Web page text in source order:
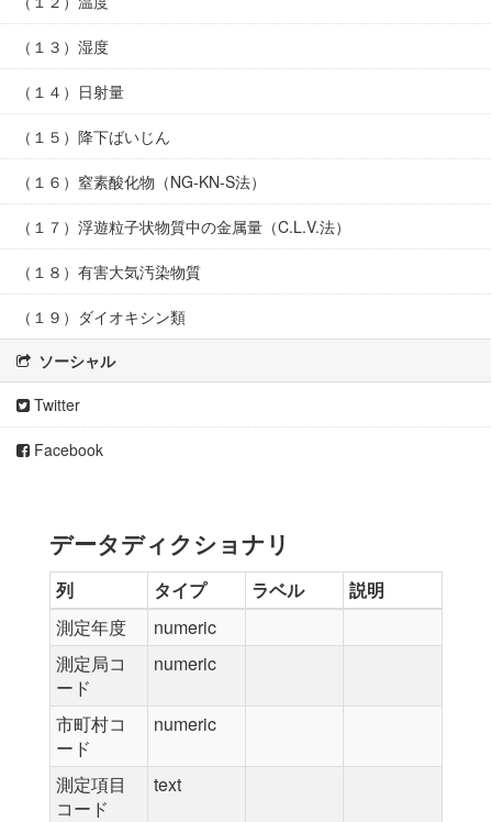
（１３）湿度
（１４）日射量
（１５）降下ばいじん
（１６）窒素酸化物（NG-KN-S法）
（１７）浮遊粒子状物質中の金属量（C.L.V.法）
（１８）有害大気汚染物質
（１９）ダイオキシン類
ソーシャル
Twitter
Facebook
データディクショナリ
列 タイプ ラベル
説明
測定年度
numeric
測定局コ
ード
numeric
市町村コ
ード
numeric
測定項目
コード
text